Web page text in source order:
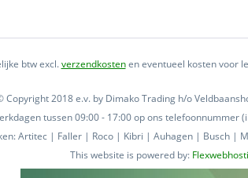
btw excl.verzendkostenen eventueel kosten voor
Copyright 2018 e.v. by Dimako Trading h/o
tussen 09:00 - 17:00 op ons
Artitec | Faller | Roco | Kibri | Auhagen | Busch |
This website is powered by: